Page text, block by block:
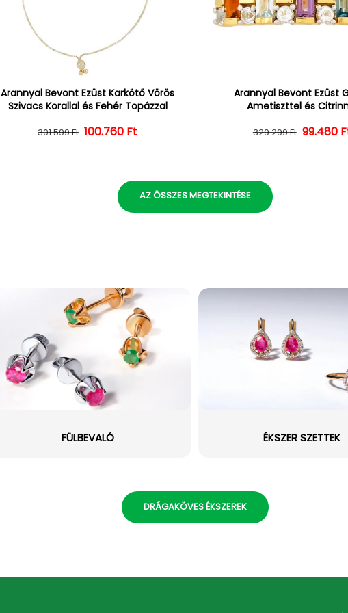
Arannyal Bevont Ezüst Karkötő Vörös
Szivacs Korallal és Fehér Topázzal
Normál ár
301.599 Ft Kedvezményes ár
100.760 Ft
Arannyal Bevont Ezüst
Ametiszttel és
Normál
329.299 Ft 99.480
AZ ÖSSZES MEGTEKINTÉSE
FÜLBEVALÓ ÉKSZER SZETTEK
DRÁGAKÖVES ÉKSZEREK